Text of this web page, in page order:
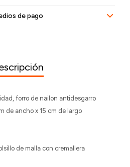
de pago
forro de nailon antidesgarro
de ancho x 15 cm de largo
de malla con cremallera